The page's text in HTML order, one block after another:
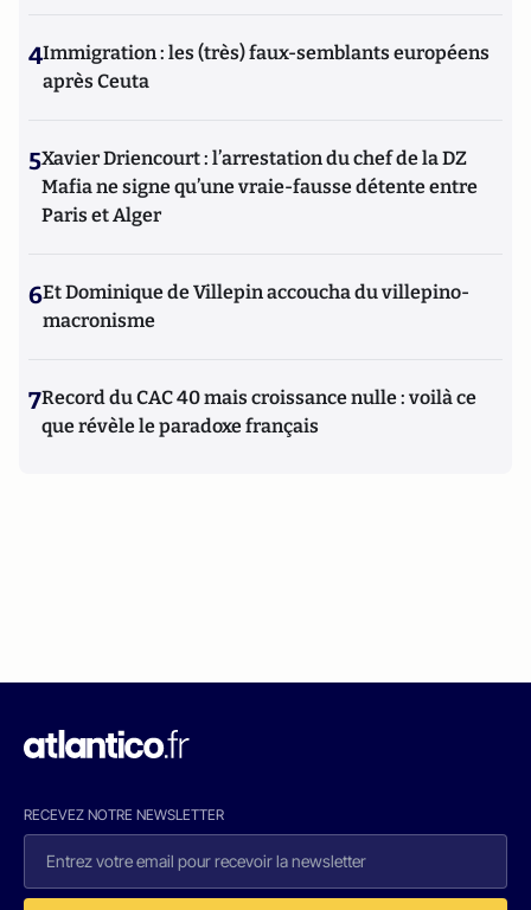
4Immigration : les (très) faux-semblants européens
après Ceuta
5Xavier Driencourt : l’arrestation du chef de la DZ
Mafia ne signe qu’une vraie-fausse détente entre
Paris et Alger
6Et Dominique de Villepin accoucha du villepino-
macronisme
7Record du CAC 40 mais croissance nulle : voilà ce
que révèle le paradoxe français
RECEVEZ NOTRE NEWSLETTER